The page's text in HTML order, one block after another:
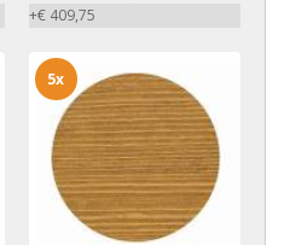
+€ 409,75
5x